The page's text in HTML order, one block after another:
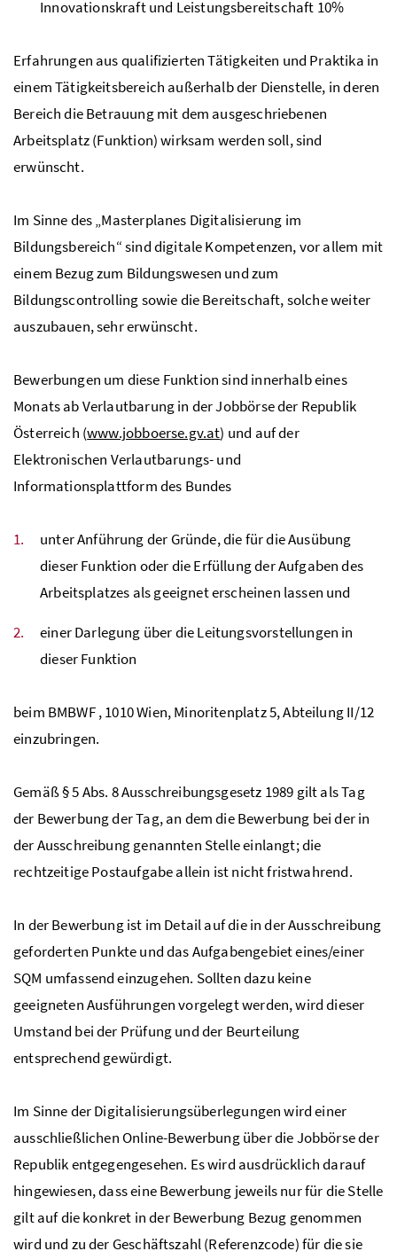
Innovationskraft und Leistungsbereitschaft 10%
Erfahrungen aus qualifizierten Tätigkeiten und Praktika in
einem Tätigkeitsbereich außerhalb der Dienstelle, in deren
Bereich die Betrauung mit dem ausgeschriebenen
Arbeitsplatz (Funktion) wirksam werden soll, sind
erwünscht.
Im Sinne des „Masterplanes Digitalisierung im
Bildungsbereich“ sind digitale Kompetenzen, vor allem mit
einem Bezug zum Bildungswesen und zum
Bildungscontrolling sowie die Bereitschaft, solche weiter
auszubauen, sehr erwünscht.
Bewerbungen um diese Funktion sind innerhalb eines
Monats ab Verlautbarung in der Jobbörse der Republik
Österreich (www.jobboerse.gv.at) und auf der
Elektronischen Verlautbarungs- und
Informationsplattform des Bundes
unter Anführung der Gründe, die für die Ausübung
dieser Funktion oder die Erfüllung der Aufgaben des
Arbeitsplatzes als geeignet erscheinen lassen und
einer Darlegung über die Leitungsvorstellungen in
dieser Funktion
beim BMBWF, 1010 Wien, Minoritenplatz 5, Abteilung II/12
einzubringen.
Gemäß § 5Abs. 8 Ausschreibungsgesetz 1989 gilt als Tag
der Bewerbung der Tag, an dem die Bewerbung bei der in
der Ausschreibung genannten Stelle einlangt; die
rechtzeitige Postaufgabe allein ist nicht fristwahrend.
In der Bewerbung ist im Detail auf die in der Ausschreibung
geforderten Punkte und das Aufgabengebiet eines/einer
SQM umfassend einzugehen. Sollten dazu keine
geeigneten Ausführungen vorgelegt werden, wird dieser
Umstand bei der Prüfung und der Beurteilung
entsprechend gewürdigt.
Im Sinne der Digitalisierungsüberlegungen wird einer
ausschließlichen Online-Bewerbung über die Jobbörse der
Republik entgegengesehen. Es wird ausdrücklich darauf
hingewiesen, dass eine Bewerbung jeweils nur für die Stelle
gilt auf die konkret in der Bewerbung Bezug genommen
wird und zu der Geschäftszahl (Referenzcode) für die sie